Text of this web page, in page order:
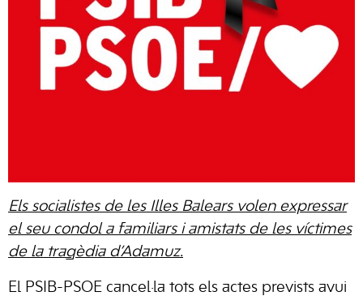
Els socialistes de les Illes Balears volen expressar
el seu condol a familiars i amistats de les víctimes
de la tragèdia d’Adamuz.
El PSIB-PSOE cancel·la tots els actes prevists avui